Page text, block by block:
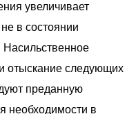
увеличивает
в состоянии
Насильственное
отыскание следующих
преданную
необходимости в